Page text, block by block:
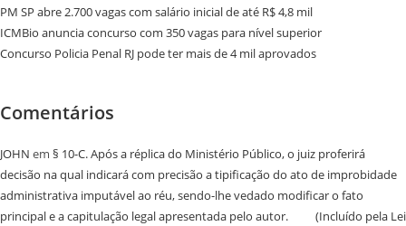
PM SP abre 2.700 vagas com salário inicial de até R$ 4,8 mil
ICMBio anuncia concurso com 350 vagas para nível superior
Concurso Policia Penal RJ pode ter mais de 4 mil aprovados
Comentários
JOHN em § 10-C. Após a réplica do Ministério Público, o juiz proferirá
decisão na qual indicará com precisão a tipificação do ato de improbidade
administrativa imputável ao réu, sendo-lhe vedado modificar o fato
principal e a capitulação legal apresentada pelo autor. (Incluído pela Lei